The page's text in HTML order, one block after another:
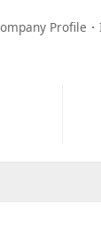
Profile・